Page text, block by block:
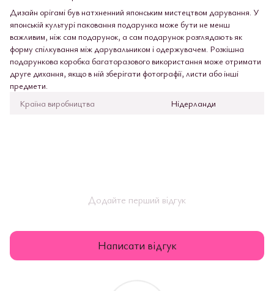
Дизайн орігамі був натхненний японським мистецтвом дарування. У
японській культурі паковання подарунка може бути не менш
важливим, ніж сам подарунок, а сам подарунок розглядають як
форму спілкування між дарувальником і одержувачем. Розкішна
подарункова коробка багаторазового використання може отримати
друге дихання, якщо в ній зберігати фотографії, листи або інші
предмети.
Країна виробництва
Нідерланди
Додайте перший відгук
Написати відгук